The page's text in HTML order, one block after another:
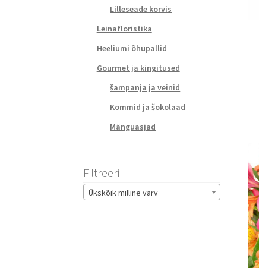
Lilleseade korvis
Leinafloristika
Heeliumi õhupallid
Gourmet ja kingitused
šampanja ja veinid
Kommid ja šokolaad
Mänguasjad
Filtreeri
Ükskõik milline värv